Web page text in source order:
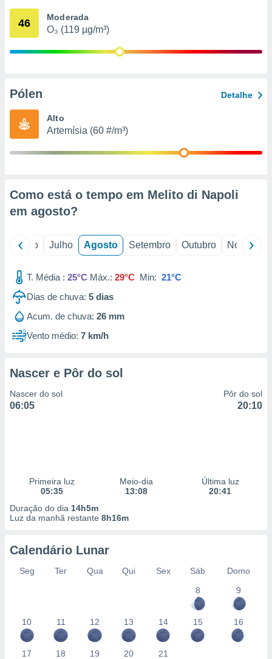
através
estudos
1199
46 Moderada
O₃ (119 µg/m³)
Pólen Detalhe
Alto
Artemísia (60 #/m³)
Como está o tempo em Melito di Napoli
em agosto?
Junho Julho Agosto Setembro Outubro Novembro
T. Média : 25°C Máx.: 29°C Min: 21°C
Dias de chuva: 5 dias
Acum. de chuva: 26 mm
Vento médio: 7 km/h
Nascer e Pôr do sol
Nascer do sol
06:05
Pôr do sol
20:10
Primeira luz
05:35
Meio-dia
13:08
Última luz
20:41
Duração do dia 14h5m
Luz da manhã restante 8h16m
Calendário Lunar
Seg Ter Qua Qui Sex Sáb
Domo
8
9
10 11 12 13 14 15 16
17 18 19 20 21